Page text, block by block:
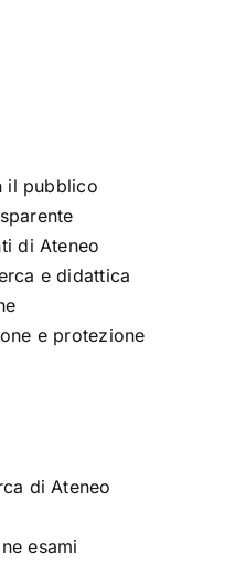
il pubblico
di Ateneo
e didattica
e protezione
di Ateneo
esami